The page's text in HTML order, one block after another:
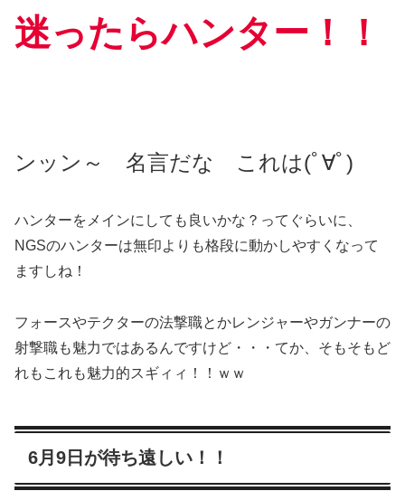
迷ったらハンター！！
ンッン～ 名言だな これは(ﾟ∀ﾟ)
ハンターをメインにしても良いかな？ってぐらいに、
NGSのハンターは無印よりも格段に動かしやすくなって
ますしね！
フォースやテクターの法撃職とかレンジャーやガンナーの
射撃職も魅力ではあるんですけど・・・てか、そもそもど
れもこれも魅力的スギィィ！！ｗｗ
6月9日が待ち遠しい！！